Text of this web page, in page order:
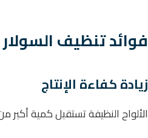
فوائد تنظيف
زيادة كفاءة الإنتاج
الألواح النظيفة تستقبل كمية